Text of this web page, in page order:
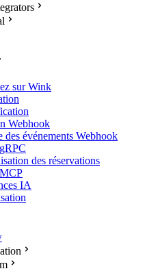
sur Wink
Webhook
des événements Webhook
des réservations
IA